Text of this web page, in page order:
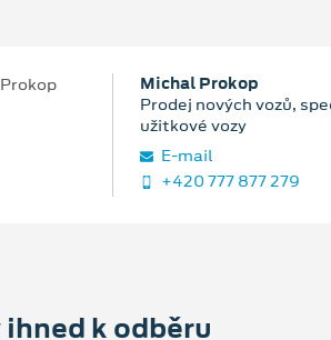
Michal Prokop
Prodej nových vozů,
užitkové vozy
E‑mail
+420 777 877 279
k odběru